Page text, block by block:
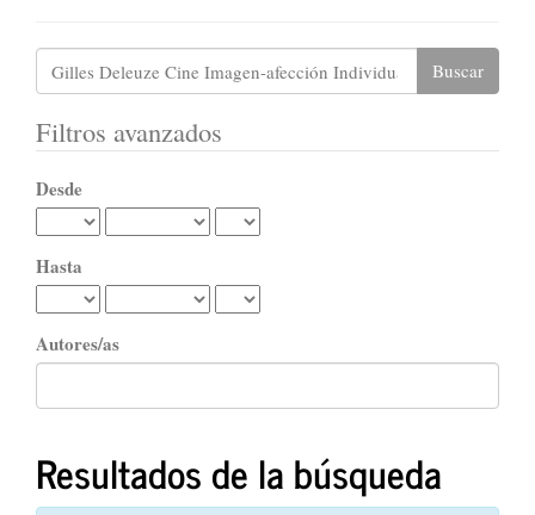
Buscar
artículos
Filtros avanzados
Desde
Hasta
Autores/as
Resultados de la búsqueda